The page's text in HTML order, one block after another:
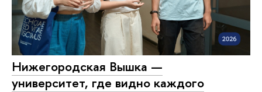
Нижегородская Вышка —
университет, где видно каждого